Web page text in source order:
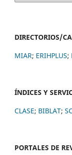
DIRECTORIOS/
MIAR; ERIHPLUS;
ÍNDICES Y
CLASE; BIBLAT;
PORTALES DE